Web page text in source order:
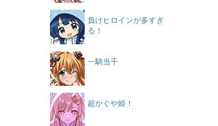
負けヒロインが多すぎ
る！
一騎当千
超かぐや姫！